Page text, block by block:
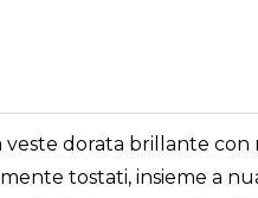
dorata brillante con
tostati, insieme a